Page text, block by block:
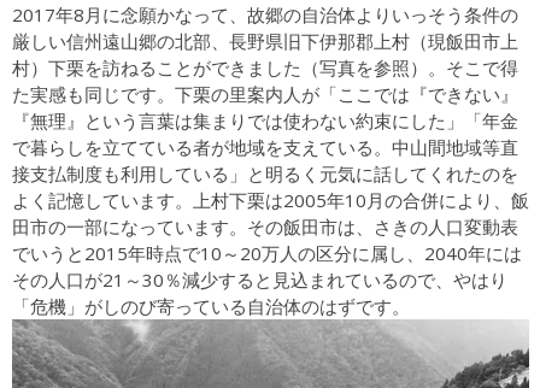
2017年8月に念願かなって、故郷の自治体よりいっそう条件の
厳しい信州遠山郷の北部、長野県旧下伊那郡上村（現飯田市上
村）下栗を訪ねることができました（写真を参照）。そこで得
た実感も同じです。下栗の里案内人が「ここでは『できない』
『無理』という言葉は集まりでは使わない約束にした」「年金
で暮らしを立てている者が地域を支えている。中山間地域等直
接支払制度も利用している」と明るく元気に話してくれたのを
よく記憶しています。上村下栗は2005年10月の合併により、飯
田市の一部になっています。その飯田市は、さきの人口変動表
でいうと2015年時点で10～20万人の区分に属し、2040年には
その人口が21～30％減少すると見込まれているので、やはり
「危機」がしのび寄っている自治体のはずです。